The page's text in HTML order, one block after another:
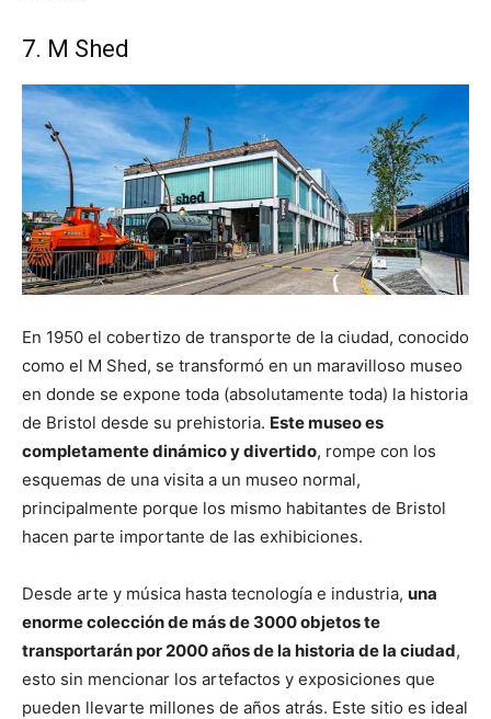
7. M Shed
En 1950 el cobertizo de transporte de la ciudad, conocido
como el M Shed, se transformó en un maravilloso museo
en donde se expone toda (absolutamente toda) la historia
de Bristol desde su prehistoria. Este museo es
completamente dinámico y divertido, rompe con los
esquemas de una visita a un museo normal,
principalmente porque los mismo habitantes de Bristol
hacen parte importante de las exhibiciones.
Desde arte y música hasta tecnología e industria, una
enorme colección de más de 3000 objetos te
transportarán por 2000 años de la historia de la ciudad,
esto sin mencionar los artefactos y exposiciones que
pueden llevarte millones de años atrás. Este sitio es ideal